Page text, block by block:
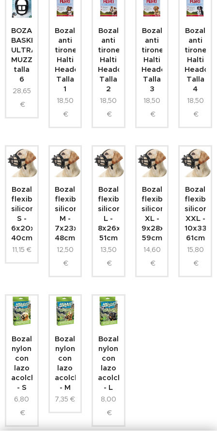
BOZAL
BASKERVILLE
ULTRA
MUZZLE
talla
6
28,65
€
Bozal
anti
tirones
Halti
Headcollar
Talla
1
18,50
€
Bozal
anti
tirones
Halti
Headcollar
Talla
2
18,50
€
Bozal
anti
tirones
Halti
Headcollar
Talla
3
18,50
€
Bozal
anti
tirones
Halti
Talla
4
18,50
€
Bozal
flexible-
silicona
S -
6x20x30-
40cm
11,15 €
Bozal
flexible-
silicona
M -
7x23x34-
48cm
12,50
€
Bozal
flexible-
silicona
L -
8x26x39-
51cm
13,50
€
Bozal
flexible-
silicona
XL -
9x28x49-
59cm
14,60
€
Bozal
flexible-
silicona
XXL -
61cm
15,80
€
Bozal
nylon
con
lazo
acolchado
- S
6,80
€
Bozal
nylon
con
lazo
acolchado
- M
7,35 €
Bozal
nylon
con
lazo
acolchado
- L
8,00
€